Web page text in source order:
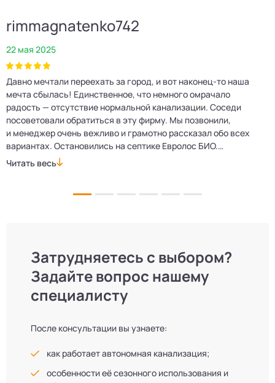
rimmagnatenko742
22 мая 2025
Давно мечтали переехать за город, и вот наконец‑то наша
мечта сбылась! Единственное, что немного омрачало
радость — отсутствие нормальной канализации. Соседи
посоветовали обратиться в эту фирму. Мы позвонили,
и менеджер очень вежливо и грамотно рассказал обо всех
вариантах. Остановились на септике Евролос БИО.
Монтажники приехали вовремя, установили всё быстро
Читать весь
Затрудняетесь с выбором?
Задайте вопрос нашему
специалисту
После консультации вы узнаете:
как работает автономная канализация;
особенности её сезонного использования и